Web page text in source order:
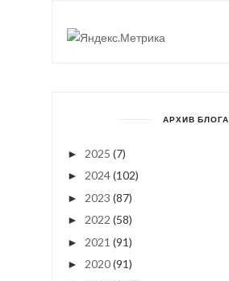
АРХИВ БЛОГА
► 2025 (7)
► 2024(102)
► 2023 (87)
► 2022 (58)
► 2021 (91)
► 2020(91)